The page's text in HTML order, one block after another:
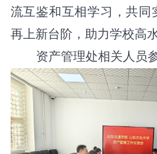
流互鉴和互相学习，共同
再上新台阶，助力学校高
资产管理处相关人员